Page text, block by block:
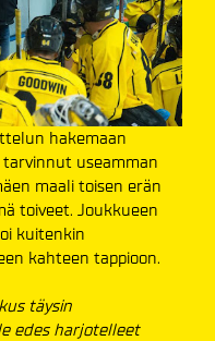
hakemaan
tarvinnut useamman
maali toisen erän
toiveet. Joukkueen
kuitenkin
kahteen tappioon.
täysin
edes harjotelleet